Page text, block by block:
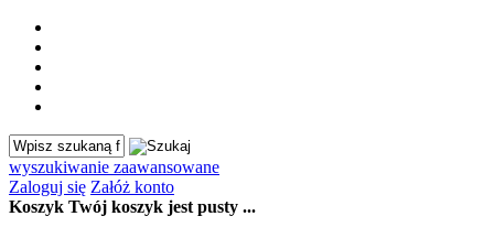
wyszukiwanie zaawansowane
Zaloguj się Załóż konto
Koszyk Twój koszyk jest pusty ...